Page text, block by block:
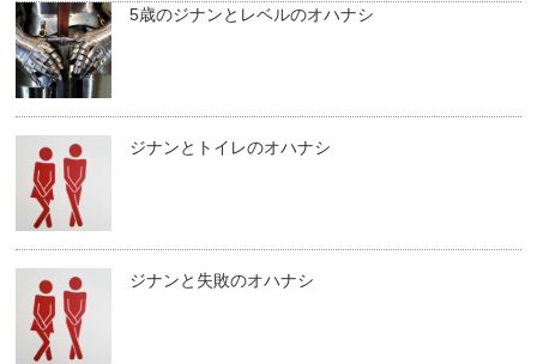
5歳のジナンとレベルのオハナシ
ジナンとトイレのオハナシ
ジナンと失敗のオハナシ